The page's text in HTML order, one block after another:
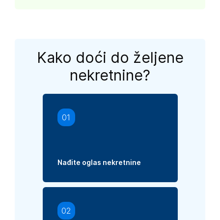
Kako doći do željene
nekretnine?
01
Nađite oglas nekretnine
02